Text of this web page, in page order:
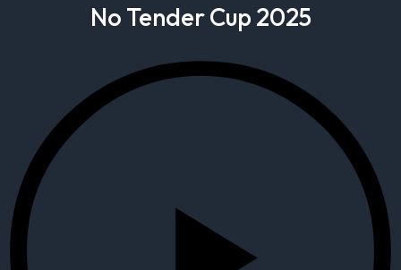
No Tender Cup 2025